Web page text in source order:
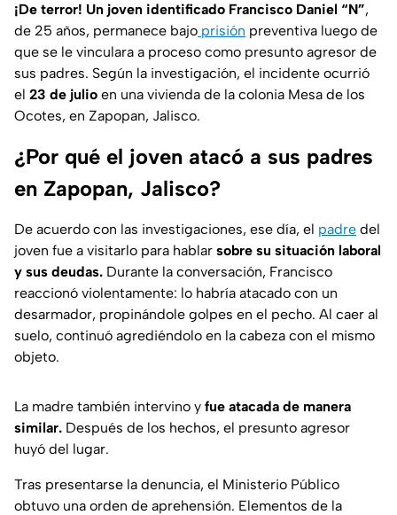
¡De terror! Un joven identificado Francisco Daniel “N”,
de 25 años, permanece bajo prisión preventiva luego de
que se le vinculara a proceso como presunto agresor de
sus padres. Según la investigación, el incidente ocurrió
el 23 de julio en una vivienda de la colonia Mesa de los
Ocotes, en Zapopan, Jalisco.
¿Por qué el joven atacó a sus padres
en Zapopan, Jalisco?
De acuerdo con las investigaciones, ese día, el padre del
joven fue a visitarlo para hablar sobre su situación laboral
y sus deudas. Durante la conversación, Francisco
reaccionó violentamente: lo habría atacado con un
desarmador, propinándole golpes en el pecho. Al caer al
suelo, continuó agrediéndolo en la cabeza con el mismo
objeto.
La madre también intervino y fue atacada de manera
similar. Después de los hechos, el presunto agresor
huyó del lugar.
Tras presentarse la denuncia, el Ministerio Público
obtuvo una orden de aprehensión. Elementos de la